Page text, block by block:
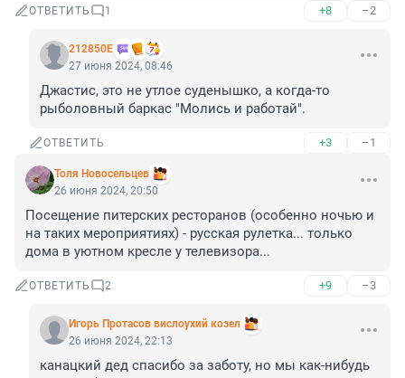
ОТВЕТИТЬ 1 +8 –2
212850Е
27 июня 2024, 08:46
Джастис, это не утлое суденышко, а когда-то
рыболовный баркас "Молись и работай".
ОТВЕТИТЬ +3 –1
Толя Новосельцев
26 июня 2024, 20:50
Посещение питерских ресторанов (особенно ночью и
на таких мероприятиях) - русская рулетка... только
дома в уютном кресле у телевизора...
ОТВЕТИТЬ 2 +9 –3
Игoрь Прoтасoв вислоухий козел
26 июня 2024, 22:13
канацкий дед спасибо за заботу, но мы как-нибудь